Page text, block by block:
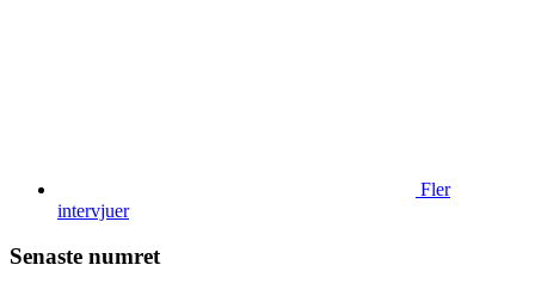
Fler
intervjuer
Senaste numret